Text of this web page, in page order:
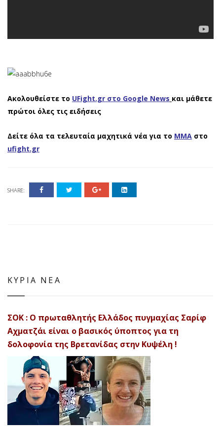
Ακολουθείστε το UFight.gr στο Google News και μάθετε
πρώτοι όλες τις ειδήσεις
Δείτε όλα τα τελευταία μαχητικά νέα για το ΜΜΑ στο
ufight.gr
SHARE:
ΚΥΡΙΑ ΝΕΑ
ΣΟΚ : Ο πρωταθλητής Ελλάδος πυγμαχίας Σαρίφ
Αχματζάι είναι ο βασικός ύποπτος για τη
δολοφονία της Βρετανίδας στην Κυψέλη !